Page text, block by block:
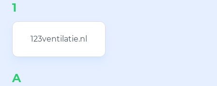
1
123ventilatie.nl
A